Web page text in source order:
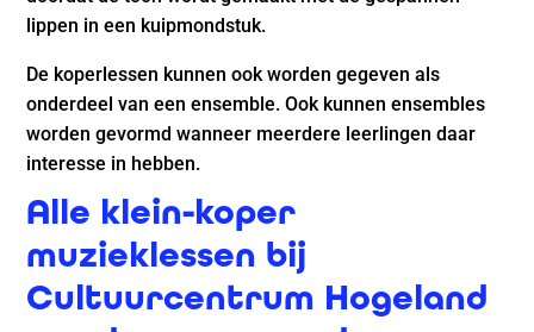
lippen in een kuipmondstuk.
De koperlessen kunnen ook worden gegeven als
onderdeel van een ensemble. Ook kunnen ensembles
worden gevormd wanneer meerdere leerlingen daar
interesse in hebben.
Alle klein-koper
muzieklessen bij
Cultuurcentrum Hogeland